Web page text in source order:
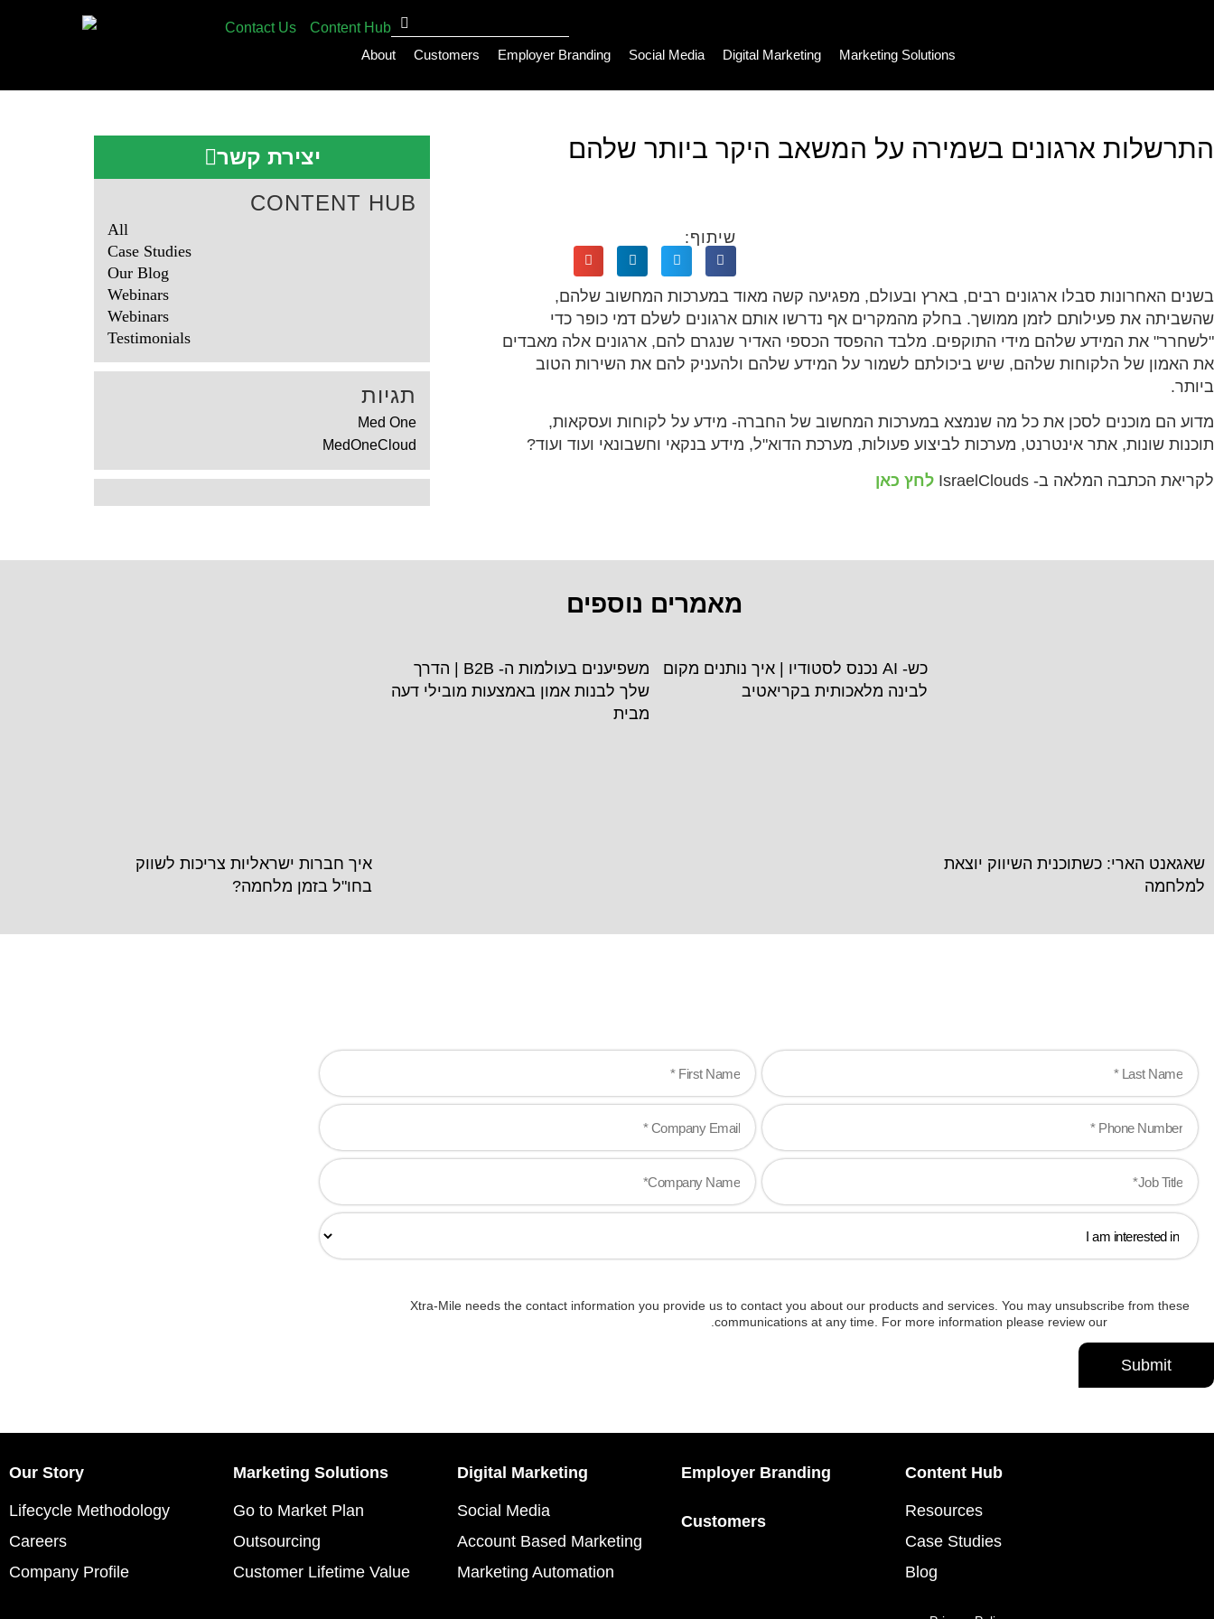
Content Hub
Contact Us
Marketing Solutions
Digital Marketing
Social Media
Employer Branding
Customers
About
התרשלות ארגונים בשמירה על המשאב היקר ביותר שלהם
שיתוף:
בשנים האחרונות סבלו ארגונים רבים, בארץ ובעולם, מפגיעה קשה מאוד במערכות המחשוב שלהם,
שהשביתה את פעילותם לזמן ממושך. בחלק מהמקרים אף נדרשו אותם ארגונים לשלם דמי כופר כדי
"לשחרר" את המידע שלהם מידי התוקפים. מלבד ההפסד הכספי האדיר שנגרם להם, ארגונים אלה מאבדים
את האמון של הלקוחות שלהם, שיש ביכולתם לשמור על המידע שלהם ולהעניק להם את השירות הטוב
ביותר.
מדוע הם מוכנים לסכן את כל מה שנמצא במערכות המחשוב של החברה- מידע על לקוחות ועסקאות,
תוכנות שונות, אתר אינטרנט, מערכות לביצוע פעולות, מערכת הדוא"ל, מידע בנקאי וחשבונאי ועוד ועוד?
לקריאת הכתבה המלאה ב- IsraelClouds
לחץ כאן
יצירת קשר
CONTENT HUB
All
Case Studies
Our Blog
Webinars
Webinars
Testimonials
תגיות
Med One
MedOneCloud
מאמרים נוספים
שאגאנט הארי: כשתוכנית השיווק יוצאת
למלחמה
כש- AI נכנס לסטודיו | איך נותנים מקום
לבינה מלאכותית בקריאטיב
משפיענים בעולמות ה- B2B | הדרך
שלך לבנות אמון באמצעות מובילי דעה
מבית
איך חברות ישראליות צריכות לשווק
בחו"ל בזמן מלחמה?
Xtra-Mile needs the contact information you provide us to contact you about our products and services. You may unsubscribe from these
communications at any time. For more information please review our
Our Story
Lifecycle Methodology
Careers
Company Profile
Marketing Solutions
Go to Market Plan
Outsourcing
Customer Lifetime Value
Digital Marketing
Social Media
Account Based Marketing
Marketing Automation
Employer Branding
Customers
Content Hub
Resources
Case Studies
Blog